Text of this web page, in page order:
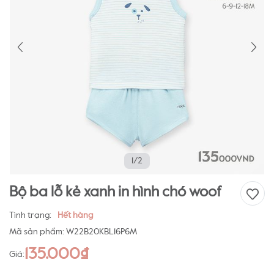
1/2
Bộ ba lỗ kẻ xanh in hình chó woof
Tình trạng:
Hết hàng
Mã sản phẩm: W22B20KBL16P6M
Giá: 135.000₫